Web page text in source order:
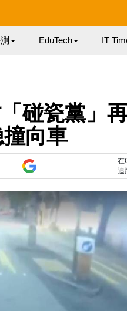
EduTech IT
碰瓷黨」
向車
在
追